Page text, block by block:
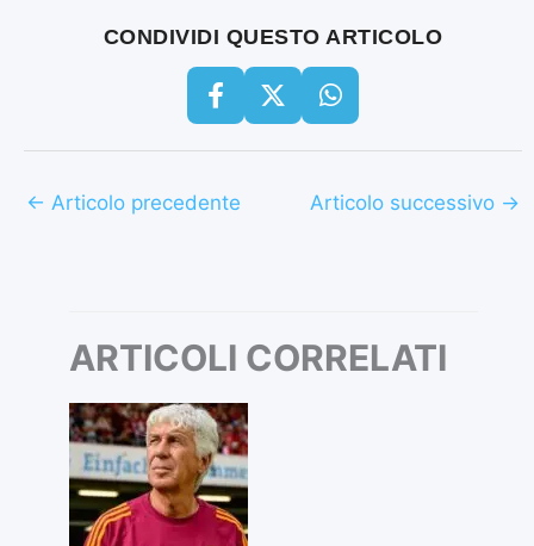
CONDIVIDI QUESTO ARTICOLO
← Articolo precedente Articolo successivo →
ARTICOLI CORRELATI